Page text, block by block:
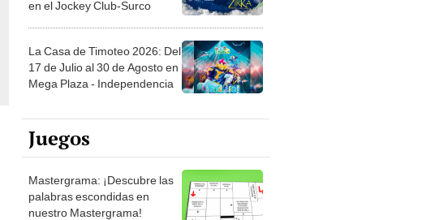
en el Jockey Club-Surco
La Casa de Timoteo 2026: Del
17 de Julio al 30 de Agosto en
Mega Plaza - Independencia
Juegos
Mastergrama: ¡Descubre las
palabras escondidas en
nuestro Mastergrama!